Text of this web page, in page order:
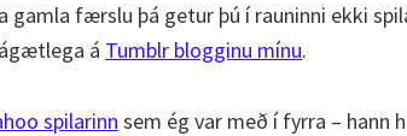
gamla færslu þá getur þú í rauninni ekki
á Tumblr blogginu mínu.
spilarinn sem ég var með í fyrra – hann